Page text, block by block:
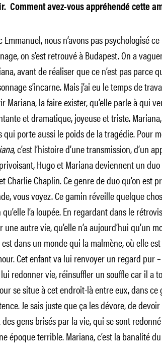
Comment avez-vous appréhendé cette
Emmanuel, nous n’avons pas psychologisé
on s’est retrouvé à Budapest. On a
avant de réaliser que ce n’est pas parce
s’incarne. Mais j’ai eu le temps de
Mariana, la faire exister, qu’elle parle à qui
et dramatique, joyeuse et triste.
qui porte aussi le poids de la tragédie. Pour
c’est l’histoire d’une transmission, d’un
Hugo et Mariana deviennent un
Charlie Chaplin. Ce genre de duo qu’on est
vous voyez. Ce gamin réveille quelque
l’a loupée. En regardant dans le
une autre vie, qu’elle n’a aujourd’hui qu’un
est dans un monde qui la malmène, où elle
Cet enfant va lui renvoyer un regard pur
redonner vie, réinsuffler un souffle car il a
se situe à cet endroit-là entre eux, dans
Je sais juste que ça les dévore, de devoir
gens brisés par la vie, qui se sont
époque terrible. Mariana, c’est la banalité